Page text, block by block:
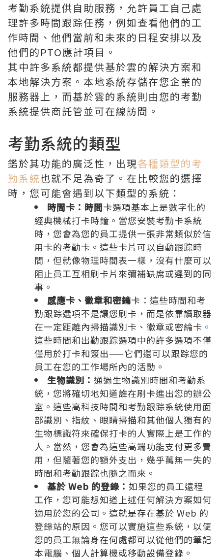
考勤系統提供自助服務，允許員工自己處
理許多時間跟踪任務，例如查看他們的工
作時間、他們當前和未來的日程安排以及
他們的PTO應計項目。
其中許多系統都提供基於雲的解決方案和
本地解決方案。本地系統存儲在您企業的
服務器上，而基於雲的系統則由您的考勤
系統提供商託管並可在線訪問。
考勤系統的類型
鑑於其功能的廣泛性，出現各種類型的考
勤系統也就不足為奇了。在比較您的選擇
時，您可能會遇到以下類型的系統：
時間卡：時間卡選項基本上是數字化的
經典機械打卡時鐘。當您安裝考勤卡系統
時，您會為您的員工提供一張非常類似於信
用卡的考勤卡。這些卡片可以自動跟踪時
間，但就像物理時間表一樣，沒有什麼可以
阻止員工互相刷卡片來彌補缺席或遲到的同
事。
感應卡、徽章和密鑰卡：這些時間和考
勤跟踪選項不是讓您刷卡，而是依靠讀取器
在一定距離內掃描識別卡、徽章或密綸卡 。
這些時間和出勤跟踪選項中的許多選項不僅
僅用於打卡和簽出——它們還可以跟踪您的
員工在您的工作場所內的活動。
生物識別： 通過生物識別時間和考勤系
統，您將確切地知道誰在刷卡進出您的辦公
室。這些高科技時間和考勤跟踪系統使用面
部識別、指紋、眼睛掃描和其他個人獨有的
生物標識符來確保打卡的人實際上是工作的
人。當然，您會為這些高端功能支付更多費
用，但隨著您的額外支出，幾乎萬無一失的
時間和考勤跟踪也隨之而來。
基於 Web 的登錄： 如果您的員工遠程
工作，您可能想知道上述任何解決方案如何
適用於您的公司。這就是存在基於 Web 的
登錄站的原因。您可以實施這些系統，以便
您的員工無論身在何處都可以從他們的筆記
本電腦、個人計算機或移動設備登錄。